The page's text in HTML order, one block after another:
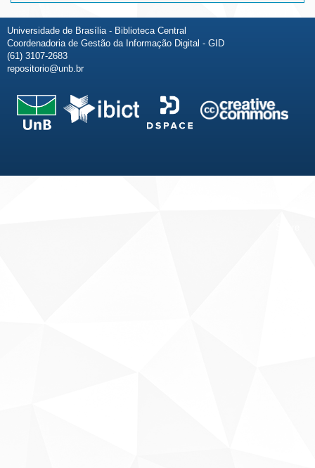
Universidade de Brasília - Biblioteca Central
Coordenadoria de Gestão da Informação Digital - GID
(61) 3107-2683
repositorio@unb.br